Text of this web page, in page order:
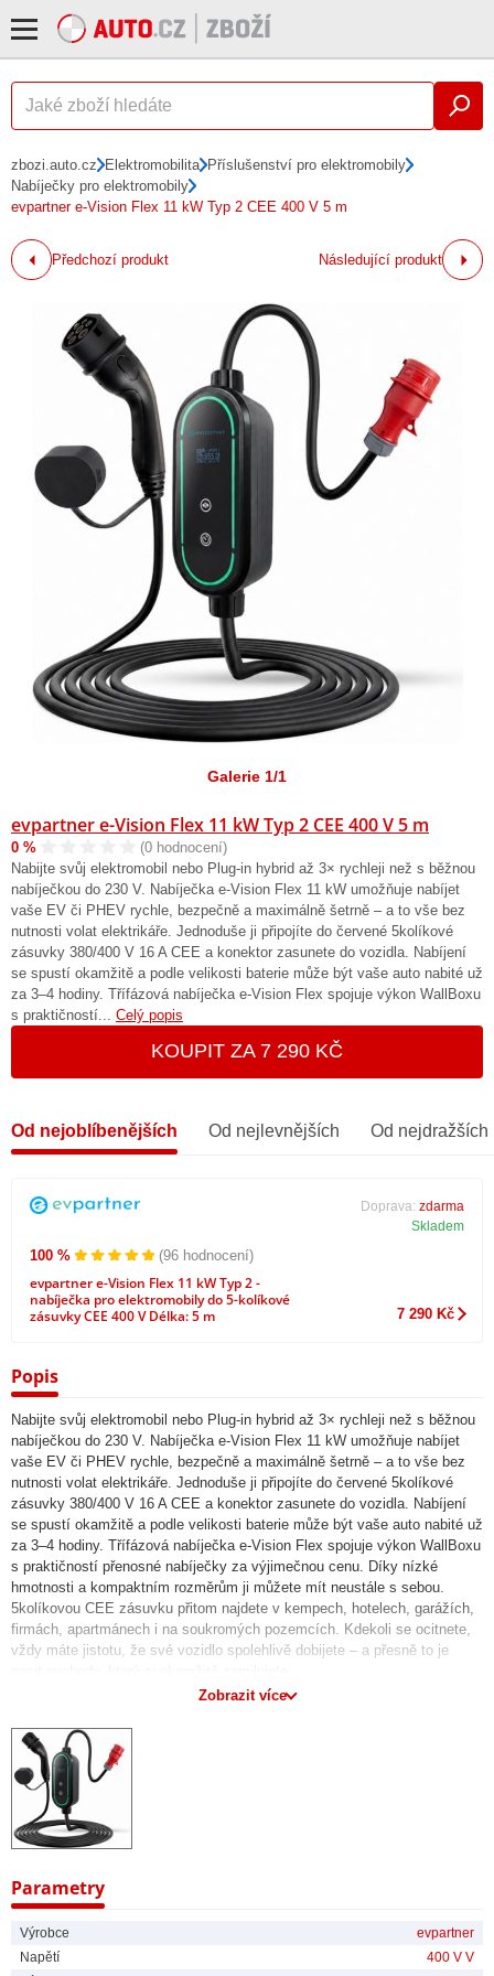
zbozi.auto.cz Elektromobilita Příslušenství pro elektromobily
Nabíječky pro elektromobily
evpartner e-Vision Flex 11 kW Typ 2 CEE 400 V 5 m
Předchozí produkt Následující produkt
Galerie 1/1
evpartner e-Vision Flex 11 kW Typ 2 CEE 400 V 5 m
0 %
(0 hodnocení)
Nabijte svůj elektromobil nebo Plug-in hybrid až 3× rychleji než s běžnou
nabíječkou do 230 V. Nabíječka e-Vision Flex 11 kW umožňuje nabíjet
vaše EV či PHEV rychle, bezpečně a maximálně šetrně – a to vše bez
nutnosti volat elektrikáře. Jednoduše ji připojíte do červené 5kolíkové
zásuvky 380/400 V 16 A CEE a konektor zasunete do vozidla. Nabíjení
se spustí okamžitě a podle velikosti baterie může být vaše auto nabité už
za 3–4 hodiny. Třífázová nabíječka e-Vision Flex spojuje výkon WallBoxu
s praktičností... Celý popis
KOUPIT ZA 7 290 KČ
Od nejoblíbenějších Od nejlevnějších Od nejdražších
100 % (96 hodnocení)
evpartner e-Vision Flex 11 kW Typ 2 -
nabíječka pro elektromobily do 5-kolíkové
zásuvky CEE 400 V Délka: 5 m
Doprava: zdarma
Skladem
7 290 Kč
Popis
Nabijte svůj elektromobil nebo Plug-in hybrid až 3× rychleji než s běžnou
nabíječkou do 230 V. Nabíječka e-Vision Flex 11 kW umožňuje nabíjet
vaše EV či PHEV rychle, bezpečně a maximálně šetrně – a to vše bez
nutnosti volat elektrikáře. Jednoduše ji připojíte do červené 5kolíkové
zásuvky 380/400 V 16 A CEE a konektor zasunete do vozidla. Nabíjení
se spustí okamžitě a podle velikosti baterie může být vaše auto nabité už
za 3–4 hodiny. Třífázová nabíječka e-Vision Flex spojuje výkon WallBoxu
s praktičností přenosné nabíječky za výjimečnou cenu. Díky nízké
hmotnosti a kompaktním rozměrům ji můžete mít neustále s sebou.
5kolíkovou CEE zásuvku přitom najdete v kempech, hotelech, garážích,
firmách, apartmánech i na soukromých pozemcích. Kdekoli se ocitnete,
vždy máte jistotu, že své vozidlo spolehlivě dobijete – a přesně to je
Nabíječka e-Vision Flex nabízí jednoduché nastavení výkonu jediným
tlačítkem. Vybrat si můžete mezi 6 A, 8 A, 10 A, 13 A nebo 16 A – a to na
jedné nebo všech třech fázích. Nabíjecí výkon tak může být od 1,3 kW
až po plných 11 kW. Taková flexibilita zajistí, že nabíjení vždy
přizpůsobíte aktuálním podmínkám i typu elektroinstalace. Nabíječka e-
EMS, který každých 32 ms monitoruje napětí, proud, teplotu a další
parametry a automaticky přizpůsobuje celý proces tak, aby byl vždy
rychlé, cenově dostupné a spolehlivé nabíjení bez jakýchkoli starostí.
Zobrazit více
Parametry
Výrobce
evpartner
Napětí
400 V V